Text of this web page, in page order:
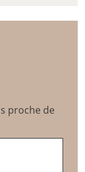
proche de